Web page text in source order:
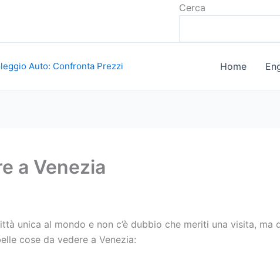
Cerca
Auto: Confronta Prezzi Home
a Venezia
unica al mondo e non c’è dubbio che meriti una visita, ma
cose da vedere a Venezia: